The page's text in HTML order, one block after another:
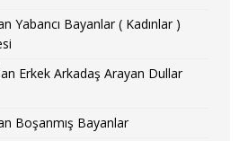
Yabancı Bayanlar ( Kadınlar )
Erkek Arkadaş Arayan Dullar
Boşanmış Bayanlar